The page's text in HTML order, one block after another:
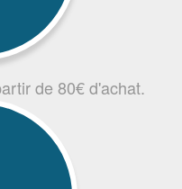
de 80€ d'achat.